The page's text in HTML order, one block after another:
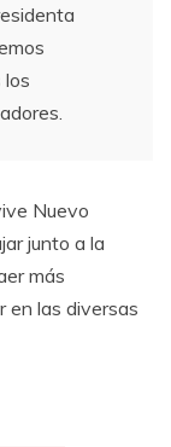
Nuevo
junto a la
más
en las diversas